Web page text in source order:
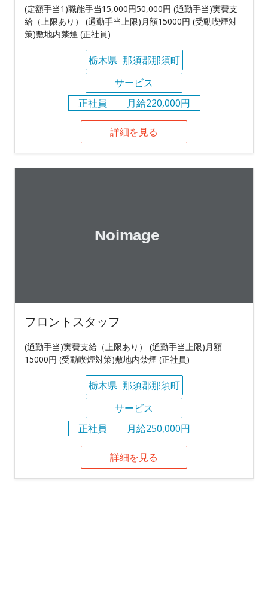
(定額手当1)職能手当15,000円50,000円 (通勤手当)実費支
給（上限あり） (通勤手当上限)月額15000円 (受動喫煙対
策)敷地内禁煙 (正社員)
栃木県 那須郡那須町
サービス
正社員
月給220,000円
詳細を見る
フロントスタッフ
(通勤手当)実費支給（上限あり） (通勤手当上限)月額
15000円 (受動喫煙対策)敷地内禁煙 (正社員)
栃木県 那須郡那須町
サービス
正社員
月給250,000円
詳細を見る